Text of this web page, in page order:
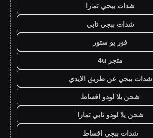
شدات ببجي تمارا
شدات ببجي تابي
فور يو ستور
متجر 4u
شدات ببجي عن طريق الايدي
شحن يلا لودو اقساط
شحن يلا لودو تابي تمارا
شدات ببجي اقساط